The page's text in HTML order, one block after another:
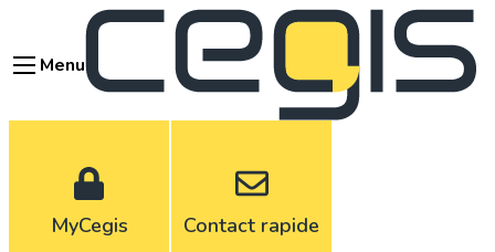
contenuMenu
MyCegis Contact rapide